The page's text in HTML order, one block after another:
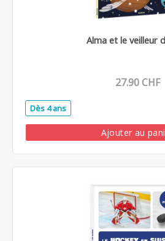
Alma et le veilleur
27.90 CHF
Dès 4 ans
Ajouter au